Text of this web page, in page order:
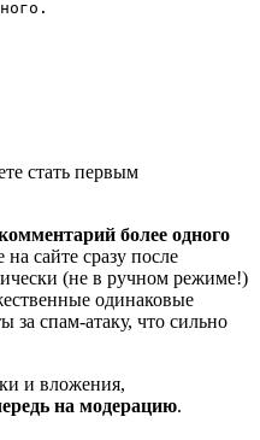
стать первым
более одного
сайте сразу после
(не в ручном режиме!)
одинаковые
за спам-атаку, что сильно
и вложения,
на модерацию.